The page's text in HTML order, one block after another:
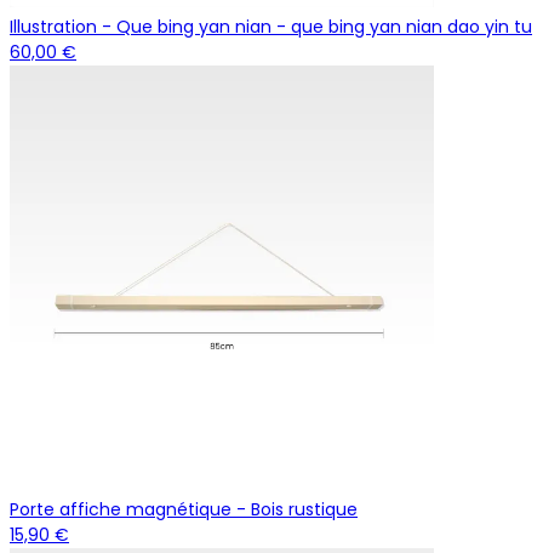
Illustration - Que bing yan nian - que bing yan nian dao yin tu
60,00 €
Porte affiche magnétique - Bois rustique
15,90 €